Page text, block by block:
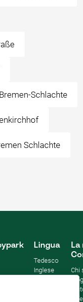
Schlachte
Schlachte
Lingua
Tedesco
Inglese
La
Chi
Blog